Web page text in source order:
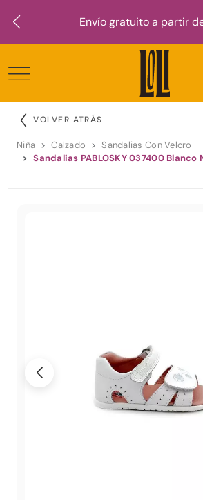
Envío gratuito a partir
VOLVER ATRÁS
Niña Calzado
Sandalias Con Velcro
Sandalias PABLOSKY 037400 Blanco